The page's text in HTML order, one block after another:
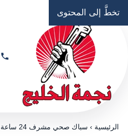
تخطَّ إلى المحتوى
الرئيسية ›سباك صحي مشرف 24 ساعة